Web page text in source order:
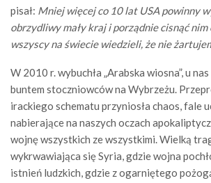
pisał: Mniej więcej co 10 lat USA powinny
obrzydliwy mały kraj i porządnie cisnąć nim
wszyscy na świecie wiedzieli, że nie
W 2010 r. wybuchła „Arabska wiosna”, u
buntem stoczniowców na Wybrzeżu.
irackiego schematu przyniosła chaos, fale
nabierające na naszych oczach
wojnę wszystkich ze wszystkimi. Wielką
wykrwawiająca się Syria, gdzie wojna
istnień ludzkich, gdzie z ogarniętego